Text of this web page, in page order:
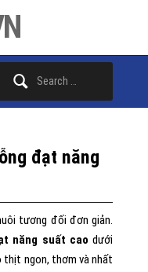
đạt năng
tương đối đơn giản.
năng suất cao dưới
thịt ngon, thơm và nhất